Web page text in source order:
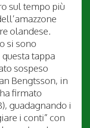
sul tempo più
olandese.
si sono
tappa
sospeso
Bengtsson, in
firmato
guadagnando i
i conti” con